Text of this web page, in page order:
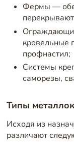
Фермы —
кровельные
профнастил;
Системы
саморезы,
Типы
Исходя из
различают